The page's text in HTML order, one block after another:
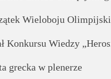
Wieloboju
Konkursu Wiedzy
grecka w plenerze